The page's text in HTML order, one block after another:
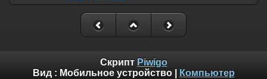
Скрипт Piwigo
Вид : Мобильное устройство| Компьютер